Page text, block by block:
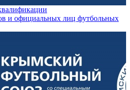
и официальных лиц футбольных